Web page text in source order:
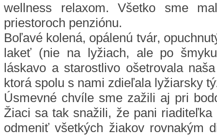
wellness relaxom. Všetko sme
priestoroch penziónu.
Boľavé kolená, opálenú tvár,
lakeť (nie na lyžiach, ale po
láskavo a starostlivo ošetrovala
ktorá spolu s nami zdieľala lyžiarsky
Úsmevné chvíle sme zažili aj pri
Žiaci sa tak snažili, že pani
odmeniť všetkých žiakov rovnakým